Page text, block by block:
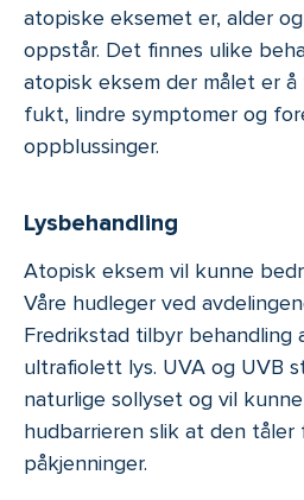
atopiske eksemet er, alder
oppstår. Det finnes ulike
atopisk eksem der målet er
fukt, lindre symptomer og
oppblussinger.
Lysbehandling
Atopisk eksem vil kunne
Våre hudleger ved
Fredrikstad tilbyr behandling
ultrafiolett lys. UVA og UVB
naturlige sollyset og vil
hudbarrieren slik at den tåler
påkjenninger.